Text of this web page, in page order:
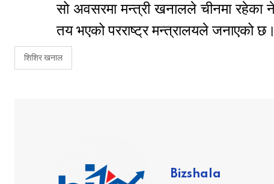
सो अवसरमा मन्त्री खनालले चीनमा रहेका
तय भएको परराष्ट्र मन्त्रालयले जनाएको छ।
शिशिर खनाल
Bizshala